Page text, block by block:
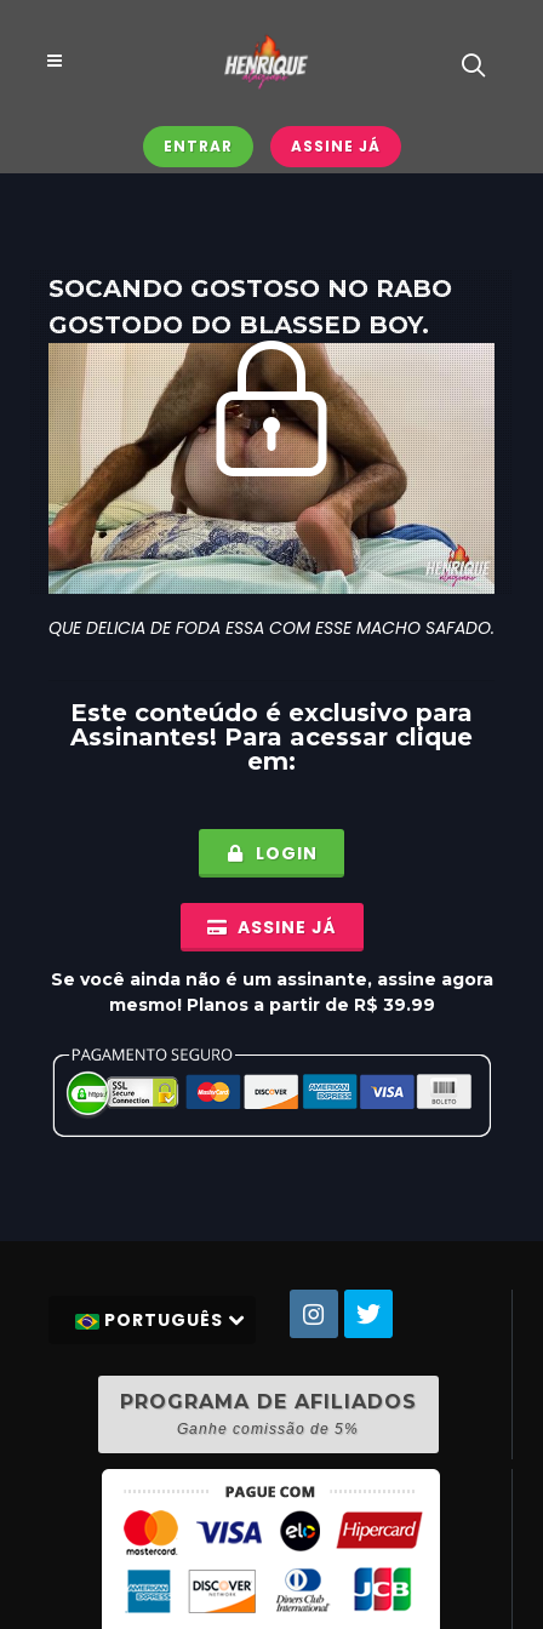
ENTRAR ASSINE JÁ
SOCANDO GOSTOSO NO RABO
GOSTODO DO BLASSED BOY.
QUE DELICIA DE FODA ESSA COM ESSE MACHO SAFADO.
Este conteúdo é exclusivo para
Assinantes! Para acessar clique
em:
LOGIN
ASSINE JÁ
Se você ainda não é um assinante, assine agora
mesmo! Planos a partir de R$ 39.99
PORTUGUÊS
PROGRAMA DE AFILIADOS
Ganhe comissão de 5%